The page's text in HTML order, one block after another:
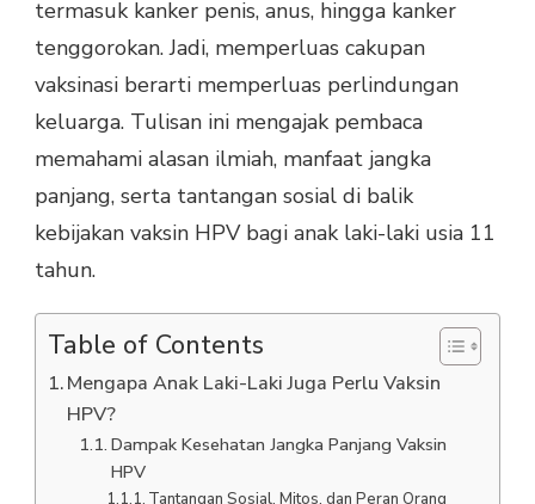
termasuk kanker penis, anus, hingga kanker
tenggorokan. Jadi, memperluas cakupan
vaksinasi berarti memperluas perlindungan
keluarga. Tulisan ini mengajak pembaca
memahami alasan ilmiah, manfaat jangka
panjang, serta tantangan sosial di balik
kebijakan vaksin HPV bagi anak laki-laki usia 11
tahun.
Table of Contents
Mengapa Anak Laki-Laki Juga Perlu Vaksin
HPV?
Dampak Kesehatan Jangka Panjang Vaksin
HPV
Tantangan Sosial, Mitos, dan Peran Orang